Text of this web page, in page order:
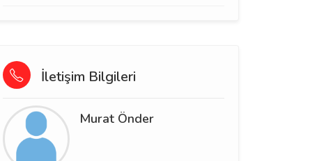
İletişim Bilgileri
Murat Önder